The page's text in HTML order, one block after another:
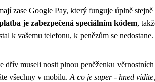
zase Google Pay, který funguje úplně stejně
je zabezpečená speciálním kódem,
k vašemu telefonu, k penězům se nedostane.
dřív museli nosit plnou peněženku věrnostních
všechny v mobilu. A co je super - hned